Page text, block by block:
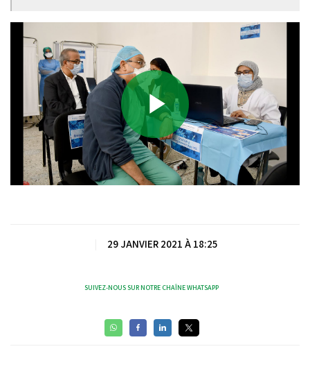
Play
29 JANVIER 2021 À 18:25
SUIVEZ-NOUS SUR NOTRE CHAÎNE WHATSAPP